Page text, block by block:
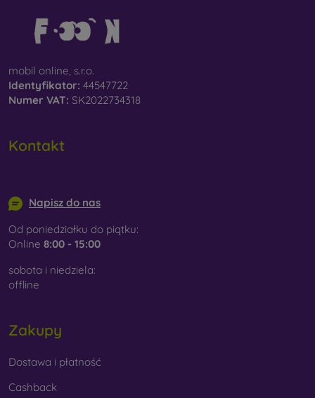
mobil online, s.r.o.
Identyfikator: 44547722
Numer VAT: SK2022734318
Kontakt
Napisz do nas
Od poniedziałku do piątku:
Online 8:00 - 15:00
sobota i niedziela:
offline
Zakupy
Dostawa i płatność
Cashback